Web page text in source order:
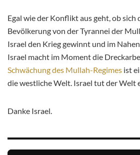
Egal wie der Konflikt aus geht, ob sich
Bevölkerung von der Tyrannei der
Israel den Krieg gewinnt und im
Israel macht im Moment die
Schwächung des Mullah-Regimes ist
die westliche Welt. Israel tut der Welt
Danke Israel.